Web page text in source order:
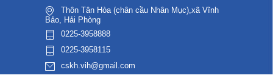
Thôn Tân Hòa (chân cầu Nhân Mục),xã Vĩnh
Bảo, Hải Phòng
0225-3958888
0225-3958115
cskh.vih@gmail.com